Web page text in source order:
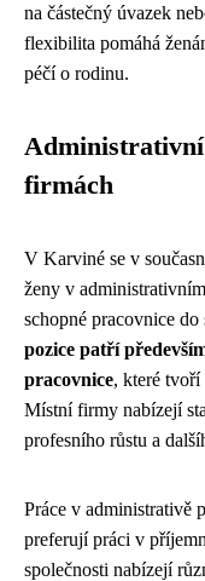
na částečný úvazek
flexibilita pomáhá
péčí o rodinu.
Administrativní
firmách
V Karviné se v
ženy v
schopné pracovnice
pozice patří
pracovnice, které tvoří
Místní firmy nabízejí
profesního růstu a
Práce v administrativě
preferují práci v
společnosti nabízejí